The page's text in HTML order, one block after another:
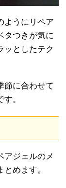
ようにリペア
タつきが気に
ッとしたテク
節に合わせて
。
アジェルのメ
めます。